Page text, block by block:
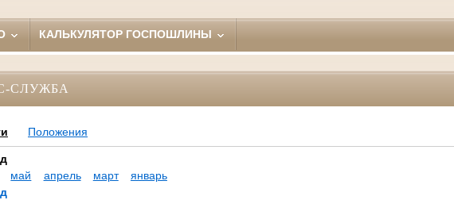
КАЛЬКУЛЯТОР ГОСПОШЛИНЫ
СЛУЖБА
Положения
май апрель март
январь